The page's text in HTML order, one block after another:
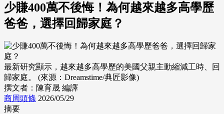
少賺400萬不後悔！為何越來越多高學歷
爸爸，選擇回歸家庭？
最新研究顯示，越來越多高學歷的美國父親主動縮減工時、回
歸家庭。 (來源：Dreamstime/典匠影像)
撰文者：陳育晟 編譯
商周頭條 2026/05/29
摘要